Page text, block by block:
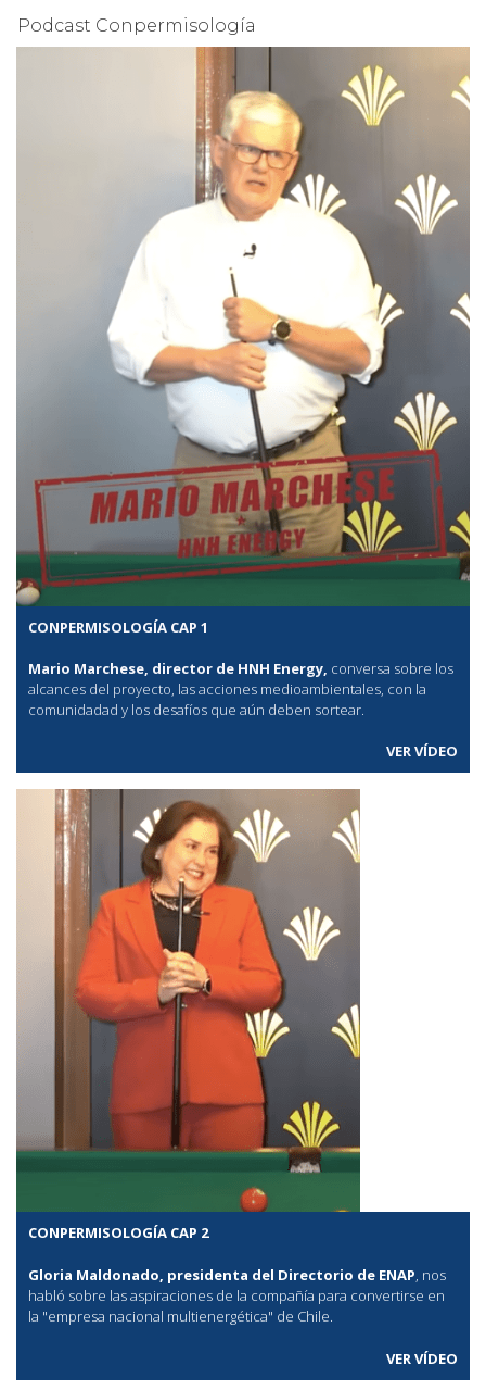
Podcast Conpermisología
CONPERMISOLOGÍA CAP 1
Mario Marchese, director de HNH Energy, conversa sobre los
alcances del proyecto, las acciones medioambientales, con la
comunidadad y los desafíos que aún deben sortear.
VER VÍDEO
CONPERMISOLOGÍA CAP 2
Gloria Maldonado, presidenta del Directorio de ENAP , nos
habló sobre las aspiraciones de la compañía para convertirse en
la "empresa nacional multienergética" de Chile.
VER VÍDEO